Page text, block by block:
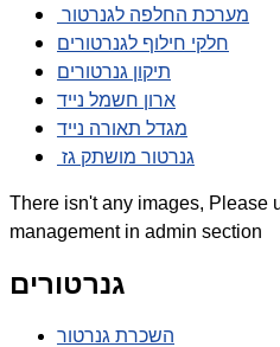
מערכת החלפה לגנרטור
חלקי חילוף לגנרטורים
תיקון גנרטורים
ארון חשמל נייד
מגדל תאורה נייד
גנרטור מושתק גז
There isn't any images, Please
management in admin section
גנרטורים
השכרת גנרטור